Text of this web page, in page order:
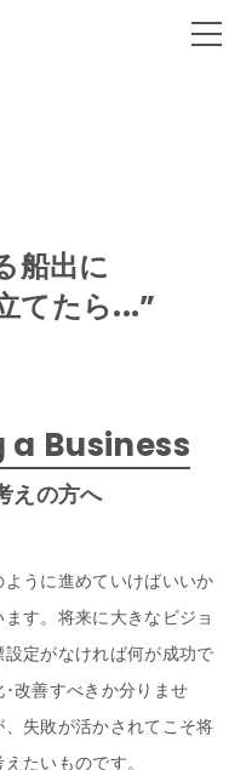
船出に
てたら...”
Business
えの方へ
うに進めていけばいいか
す。 将来に大きなビジョ
定がなければ何が成功で
･改善すべきか分りませ
失敗が活かされてこそ将
たいものです。